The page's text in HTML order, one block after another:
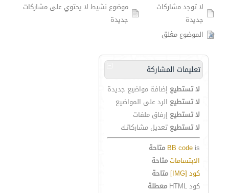
لا توجد مشاركات
جديدة
موضوع نشيط لا يحتوي على مشاركات
جديدة
الموضوع مغلق
تعليمات المشاركة
لا تستطيع إضافة مواضيع جديدة
لا تستطيع الرد على المواضيع
لا تستطيع إرفاق ملفات
لا تستطيع تعديل مشاركاتك
BB code is
متاحة
الابتساماتمتاحة
كود [IMG]
متاحة
كود HTML
معطلة